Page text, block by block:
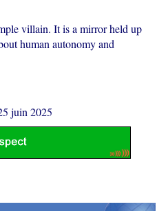
villain. It is a mirror held up
human autonomy and
juin 2025